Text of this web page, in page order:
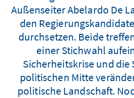
Außenseiter Abelardo De
den
durchsetzen. Beide
einer Stichwahl
Sicherheitskrise und die
politischen Mitte
politische Landschaft.